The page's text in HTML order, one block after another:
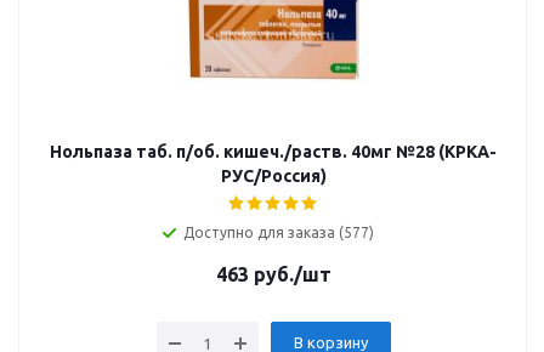
Нольпаза таб. п/об. кишеч./раств. 40мг №28 (КРКА-
РУС/Россия)
Доступно для заказа (577)
463 руб./шт
В корзину